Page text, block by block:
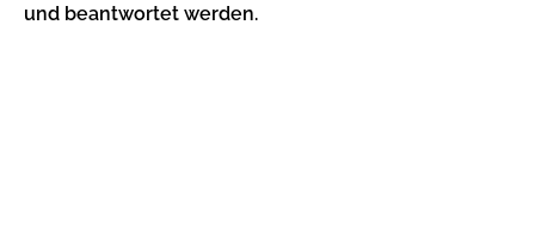
und beantwortet werden.